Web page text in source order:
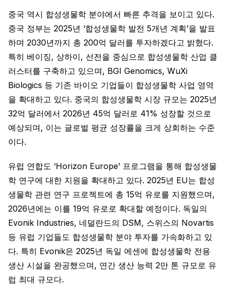
중국 역시 합성생물학 분야에서 빠른 추격을 보이고 있다.
중국 정부는 2025년 ‘합성생물학 발전 5개년 계획’을 발표
하며 2030년까지 총 200억 달러를 투자하겠다고 밝혔다.
특히 베이징, 상하이, 선전을 중심으로 합성생물학 산업 클
러스터를 구축하고 있으며, BGI Genomics, WuXi
Biologics 등 기존 바이오 기업들이 합성생물학 사업 영역
을 확대하고 있다. 중국의 합성생물학 시장 규모는 2025년
32억 달러에서 2026년 45억 달러로 41% 성장할 것으로
예상되며, 이는 글로벌 평균 성장률을 크게 상회하는 수준
이다.
유럽 연합도 ‘Horizon Europe’ 프로그램을 통해 합성생물
학 연구에 대한 지원을 확대하고 있다. 2025년 EU는 합성
생물학 관련 연구 프로젝트에 총 15억 유로를 지원했으며,
2026년에는 이를 19억 유로로 확대할 예정이다. 독일의
Evonik Industries, 네덜란드의 DSM, 스위스의 Novartis
등 유럽 기업들도 합성생물학 분야 투자를 가속화하고 있
다. 특히 Evonik은 2025년 독일 에센에 합성생물학 전용
생산 시설을 완공했으며, 연간 생산 능력 2만 톤 규모로 유
럽 최대 규모다.